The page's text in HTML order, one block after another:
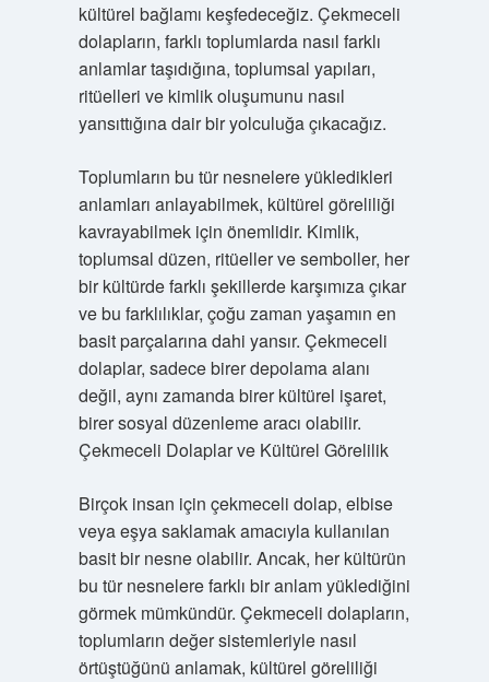
kültürel bağlamı keşfedeceğiz. Çekmeceli
dolapların, farklı toplumlarda nasıl farklı
anlamlar taşıdığına, toplumsal yapıları,
ritüelleri ve kimlik oluşumunu nasıl
yansıttığına dair bir yolculuğa çıkacağız.
Toplumların bu tür nesnelere yükledikleri
anlamları anlayabilmek, kültürel göreliliği
kavrayabilmek için önemlidir. Kimlik,
toplumsal düzen, ritüeller ve semboller, her
bir kültürde farklı şekillerde karşımıza çıkar
ve bu farklılıklar, çoğu zaman yaşamın en
basit parçalarına dahi yansır. Çekmeceli
dolaplar, sadece birer depolama alanı
değil, aynı zamanda birer kültürel işaret,
birer sosyal düzenleme aracı olabilir.
Çekmeceli Dolaplar ve Kültürel Görelilik
Birçok insan için çekmeceli dolap, elbise
veya eşya saklamak amacıyla kullanılan
basit bir nesne olabilir. Ancak, her kültürün
bu tür nesnelere farklı bir anlam yüklediğini
görmek mümkündür. Çekmeceli dolapların,
toplumların değer sistemleriyle nasıl
örtüştüğünü anlamak, kültürel göreliliği